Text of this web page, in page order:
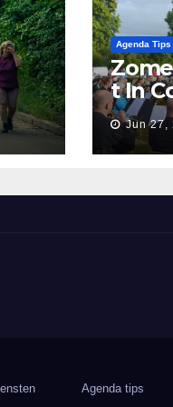
Agenda Tips
t In
juni
Jun 27,
Agenda tips